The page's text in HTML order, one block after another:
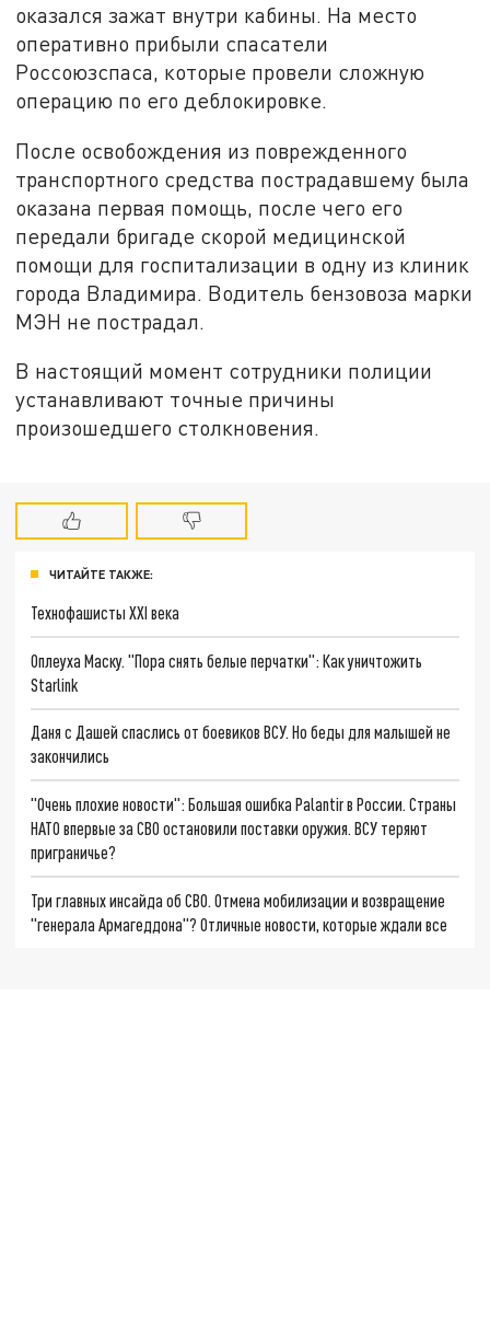
оказался зажат внутри кабины. На место
оперативно прибыли спасатели
Россоюзспаса, которые провели сложную
операцию по его деблокировке.
После освобождения из поврежденного
транспортного средства пострадавшему была
оказана первая помощь, после чего его
передали бригаде скорой медицинской
помощи для госпитализации в одну из клиник
города Владимира. Водитель бензовоза марки
МЭН не пострадал.
В настоящий момент сотрудники полиции
устанавливают точные причины
произошедшего столкновения.
ЧИТАЙТЕ ТАКЖЕ:
Технофашисты XXI века
Оплеуха Маску. "Пора снять белые перчатки": Как уничтожить
Starlink
Даня с Дашей спаслись от боевиков ВСУ. Но беды для малышей не
закончились
"Очень плохие новости": Большая ошибка Palantir в России. Страны
НАТО впервые за СВО остановили поставки оружия. ВСУ теряют
приграничье?
Три главных инсайда об СВО. Отмена мобилизации и возвращение
"генерала Армагеддона"? Отличные новости, которые ждали все